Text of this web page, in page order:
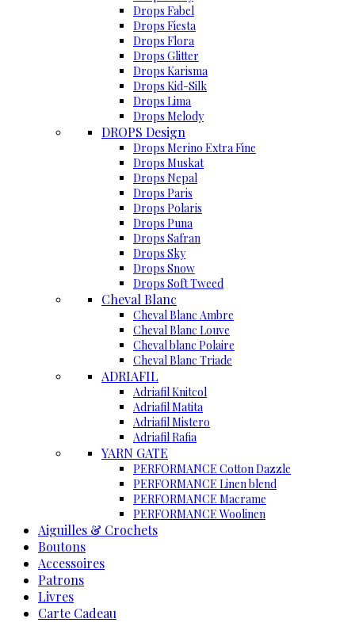
Drops Fabel
Drops Fiesta
Drops Flora
Drops Glitter
Drops Karisma
Drops Kid-Silk
Drops Lima
Drops Melody
DROPS Design
Drops Merino Extra Fine
Drops Muskat
Drops Nepal
Drops Paris
Drops Polaris
Drops Puna
Drops Safran
Drops Sky
Drops Snow
Drops Soft Tweed
Cheval Blanc
Cheval Blanc Ambre
Cheval Blanc Louve
Cheval blanc Polaire
Cheval Blanc Triade
ADRIAFIL
Adriafil Knitcol
Adriafil Matita
Adriafil Mistero
Adriafil Rafia
YARN GATE
PERFORMANCE Cotton Dazzle
PERFORMANCE Linen blend
PERFORMANCE Macrame
PERFORMANCE Woolinen
Aiguilles & Crochets
Boutons
Accessoires
Patrons
Livres
Carte Cadeau